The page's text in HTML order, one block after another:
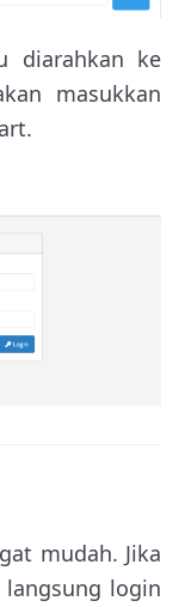
diarahkan ke
masukkan
mudah. Jika
login